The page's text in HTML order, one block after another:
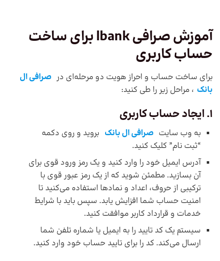
آموزش صرافیlbankبرای ساخت
حساب کاربری
برای ساخت حساب و احراز هویت دو مرحله‌ای در صرافی ال
بانک ، مراحل زیر را طی کنید:
1. ایجاد حساب کاربری
به وب سایت صرافی ال بانک بروید و روی دکمه
“ثبت نام” کلیک کنید.
آدرس ایمیل خود را وارد کنید و یک رمز ورود قوی برای
آن بسازید. مطمئن شوید که از یک رمز عبور قوی با
ترکیبی از حروف، اعداد و نمادها استفاده می‌کنید تا
امنیت حساب شما افزایش یابد. سپس باید با شرایط
خدمات و قرارداد کاربر موافقت کنید.
سیستم یک کد تایید را به ایمیل یا شماره تلفن شما
ارسال می‌کند. کد را برای تایید حساب خود وارد کنید.